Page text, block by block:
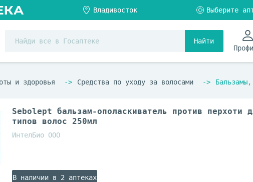
Найти
и здоровья Средства по уходу за волосами
Sebolept бальзам-ополаскиватель против перхоти
типов волос 250мл
ИнтелБио ООО
В наличии в 2 аптеках